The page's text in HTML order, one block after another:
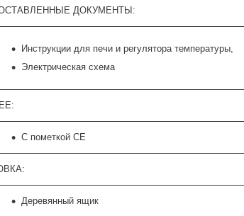
ДОКУМЕНТЫ:
Инструкции для печи и регулятора температуры,
Электрическая схема
С пометкой CE
Деревянный ящик